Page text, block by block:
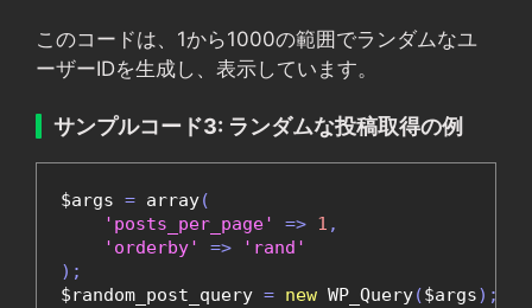
このコードは、1から1000の範囲でランダムなユ
ーザーIDを生成し、表示しています。
サンプルコード3: ランダムな投稿取得の例
$args = array(
'posts_per_page'
=> 1 ,
'orderby'
=>
'rand'
);
$random_post_query = new WP_Query($args);